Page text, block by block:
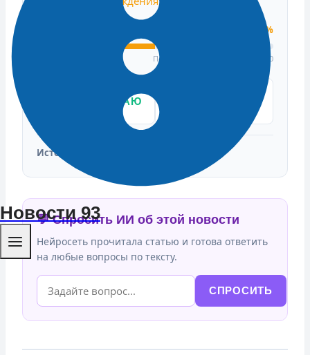
Новости 93
50%
Подтвердили: 0 | Опровергли: 0
ПОДТВЕРЖДАЮ
Источники:
💬 Спросить ИИ об этой новости
Нейросеть прочитала статью и готова ответить
на любые вопросы по тексту.
СПРОСИТЬ